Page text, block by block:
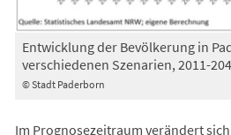
© Stadt Paderborn
Entwicklung der Bevölkerung in
verschiedenen Szenarien, 2011-
Im Prognosezeitraum verändert